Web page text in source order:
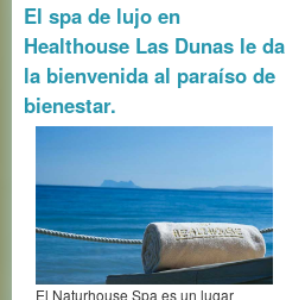
El spa de lujo en
Healthouse Las Dunas le da
la bienvenida al paraíso de
bienestar.
El Naturhouse Spa es un lugar